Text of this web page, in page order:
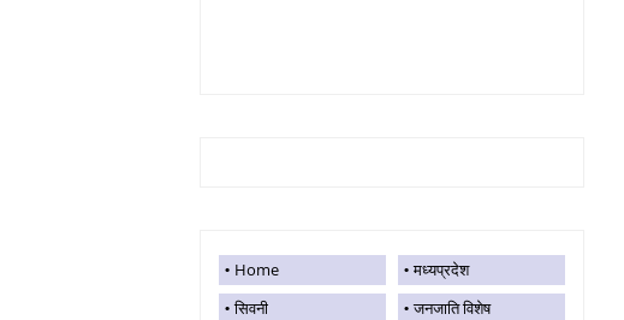
Home
मध्यप्रदेश
सिवनी
जनजाति विशेष